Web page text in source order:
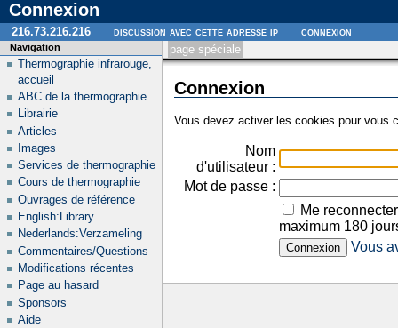
Connexion
page spéciale
Connexion
Vous devez activer les cookies pour vous
Nom
d'utilisateur :
Mot de passe :
Me
maximum 180
Vous
Navigation
Thermographie infrarouge,
accueil
ABC de la thermographie
Librairie
Articles
Images
Services de thermographie
Cours de thermographie
Ouvrages de référence
English:Library
Nederlands:Verzameling
Commentaires/Questions
Modifications récentes
Page au hasard
Sponsors
Aide
216.73.216.216 discussion avec cette adresse ip connexion